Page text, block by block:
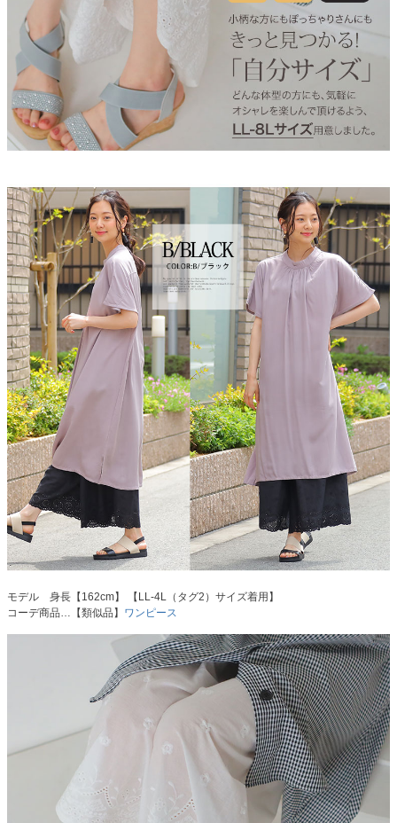
モデル 身長【162cm】 【LL-4L（タグ2）サイズ着用】
コーデ商品…【類似品】 ワンピース